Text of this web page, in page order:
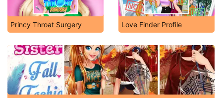
Princy Throat Surgery Love Finder Profile